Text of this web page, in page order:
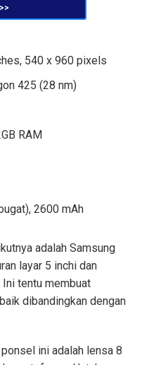
540 x 960 pixels
425 (28 nm)
RAM
2600 mAh
adalah Samsung
layar 5 inchi dan
tentu membuat
dibandingkan dengan
ini adalah lensa 8